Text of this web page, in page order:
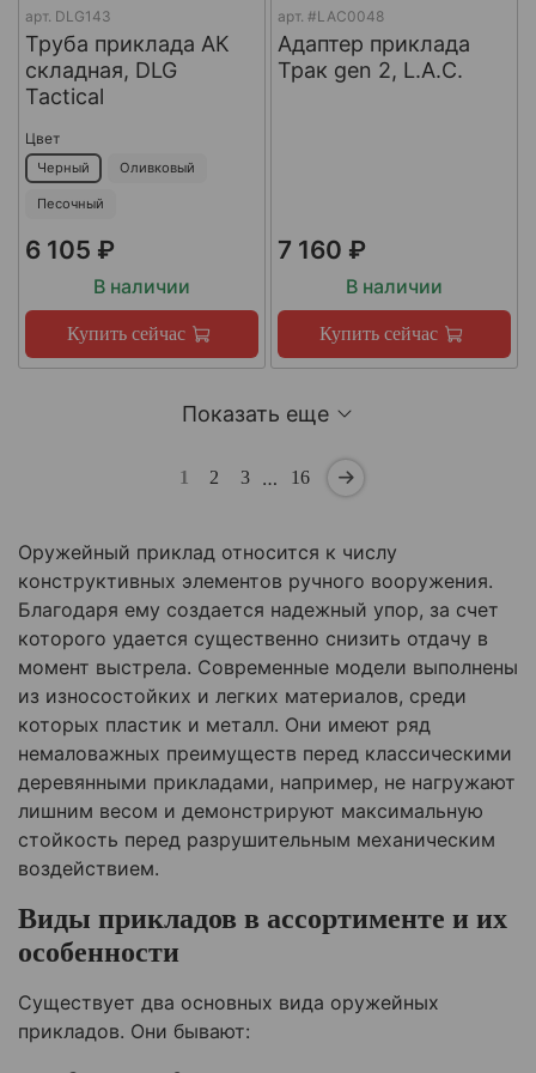
арт. DLG143
Труба приклада АК
складная, DLG
Tactical
Цвет
Черный Оливковый
Песочный
6 105 ₽
В наличии
Купить сейчас
арт. #LAC0048
Адаптер приклада
Трак gen 2, L.A.C.
7 160 ₽
В наличии
Купить сейчас
Показать еще
1 2 3 … 16
Оружейный приклад относится к числу
конструктивных элементов ручного вооружения.
Благодаря ему создается надежный упор, за счет
которого удается существенно снизить отдачу в
момент выстрела. Современные модели выполнены
из износостойких и легких материалов, среди
которых пластик и металл. Они имеют ряд
немаловажных преимуществ перед классическими
деревянными прикладами, например, не нагружают
лишним весом и демонстрируют максимальную
стойкость перед разрушительным механическим
воздействием.
Виды прикладов в ассортименте и их
особенности
Существует два основных вида оружейных
прикладов. Они бывают: